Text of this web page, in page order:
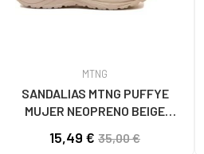
MTNG
SANDALIAS MTNG PUFFYE
MUJER NEOPRENO BEIGE
- NEOPRENE BEIGE
15,49 € 35,00 €